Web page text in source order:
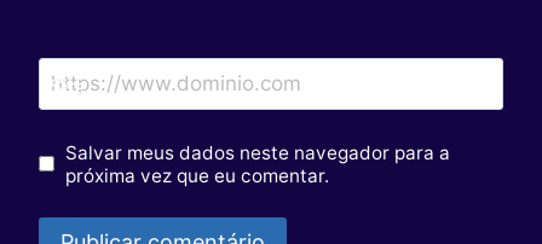
Site
Salvar meus dados neste navegador para a
próxima vez que eu comentar.